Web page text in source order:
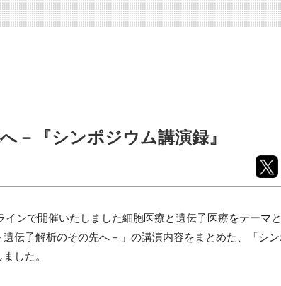
閉じるLINK-J協賛・協力 出展・参加
日本橋コラム
募集 イベント
GTB日本橋エリアについ
－『シンポジウム講演録』
インで開催いたしました細胞医療と遺伝子医療をテーマ
遺伝子解析のその先へ－」の講演内容をまとめた、「シン
した。